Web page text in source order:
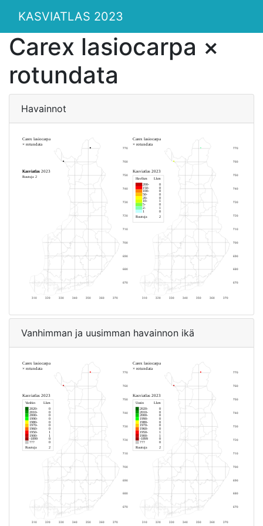
KASVIATLAS 2023
Carex lasiocarpa ×
rotundata
Havainnot
Vanhimman ja uusimman havainnon ikä